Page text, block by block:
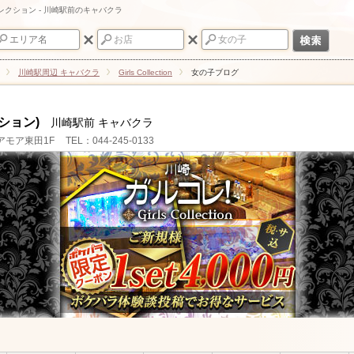
ション - 川崎駅前のキャバクラ
川崎駅周辺 キャバクラ Girls Collection 女の子ブログ
ョン) 川崎駅前 キャバクラ
モア東田1F TEL：044-245-0133